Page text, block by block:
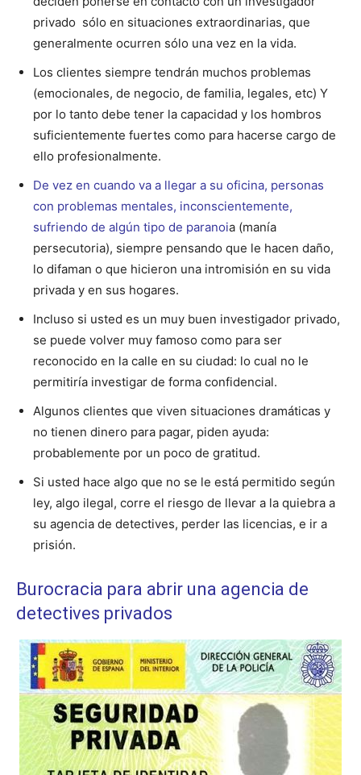
privado sólo en situaciones extraordinarias, que
generalmente ocurren sólo una vez en la vida.
Los clientes siempre tendrán muchos problemas
(emocionales, de negocio, de familia, legales, etc) Y
por lo tanto debe tener la capacidad y los hombros
suficientemente fuertes como para hacerse cargo de
ello profesionalmente.
De vez en cuando va a llegar a su oficina, personas
con problemas mentales, inconscientemente,
sufriendo de algún tipo de paranoia (manía
persecutoria), siempre pensando que le hacen daño,
lo difaman o que hicieron una intromisión en su vida
privada y en sus hogares.
Incluso si usted es un muy buen investigador privado,
se puede volver muy famoso como para ser
reconocido en la calle en su ciudad: lo cual no le
permitiría investigar de forma confidencial.
Algunos clientes que viven situaciones dramáticas y
no tienen dinero para pagar, piden ayuda:
probablemente por un poco de gratitud.
Si usted hace algo que no se le está permitido según
ley, algo ilegal, corre el riesgo de llevar a la quiebra a
su agencia de detectives, perder las licencias, e ir a
prisión.
Burocracia para abrir una agencia de
detectives privados